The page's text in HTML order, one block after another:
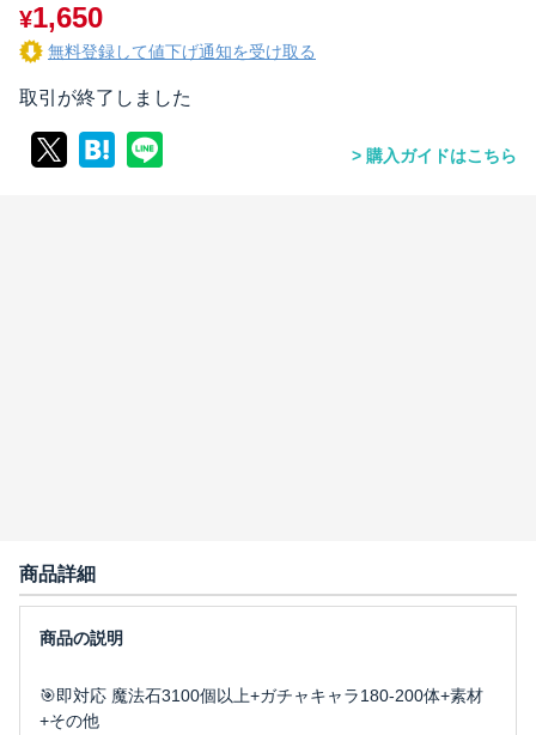
¥1,650
無料登録して値下げ通知を受け取る
取引が終了しました
購入ガイドはこちら
商品詳細
🎯即対応 魔法石3100個以上+ガチャキャラ180-200体+素材
+その他